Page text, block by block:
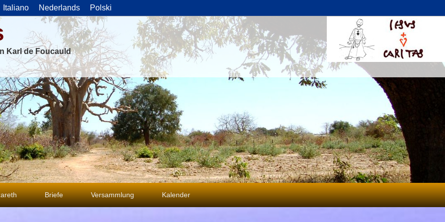
Italiano Nederlands Polski
Karl de Foucauld
Briefe Versammlung Kalender